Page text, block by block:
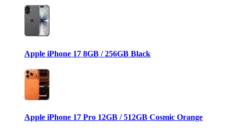
Apple iPhone 17 8GB / 256GB Black
Apple iPhone 17 Pro 12GB / 512GB Cosmic Orange